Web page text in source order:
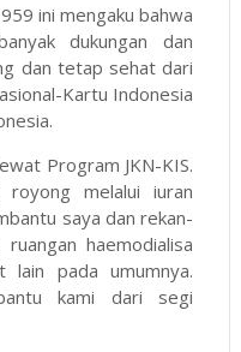
ini mengaku bahwa
dukungan dan
dan tetap sehat dari
Kartu Indonesia
Program JKN-KIS.
royong melalui iuran
saya dan rekan-
haemodialisa
pada umumnya.
kami dari segi